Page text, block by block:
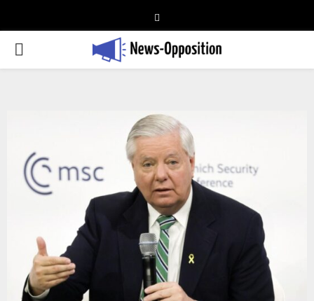
PRIMARY